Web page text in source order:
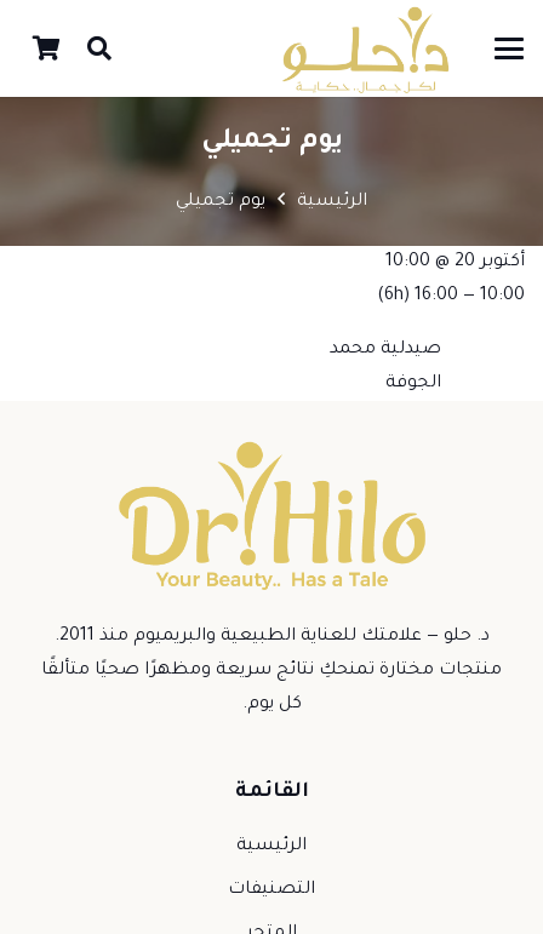
يوم تجميلي
الرئيسية يوم تجميلي
صيدلية محمد
الجوفة
أكتوبر 20 @ 10:00
10:00 — 16:00
(6h)
د. حلو — علامتك للعناية الطبيعية والبريميوم منذ 2011.
منتجات مختارة تمنحكِ نتائج سريعة ومظهرًا صحيًا متألقًا
كل يوم.
القائمة
الرئيسية
التصنيفات